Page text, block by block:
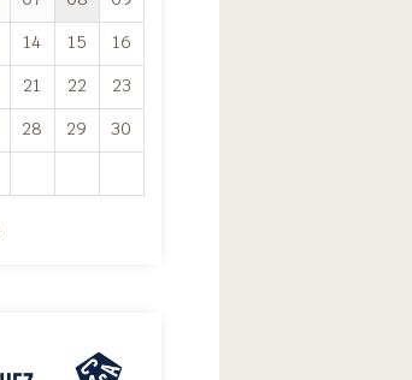
14 15
16
21 22
23
28 29
30